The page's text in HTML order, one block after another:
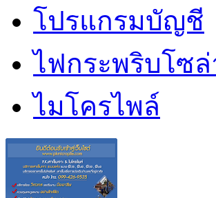
โปรแกรมบัญชี
ไฟกระพริบโซล่
ไมโครไพล์